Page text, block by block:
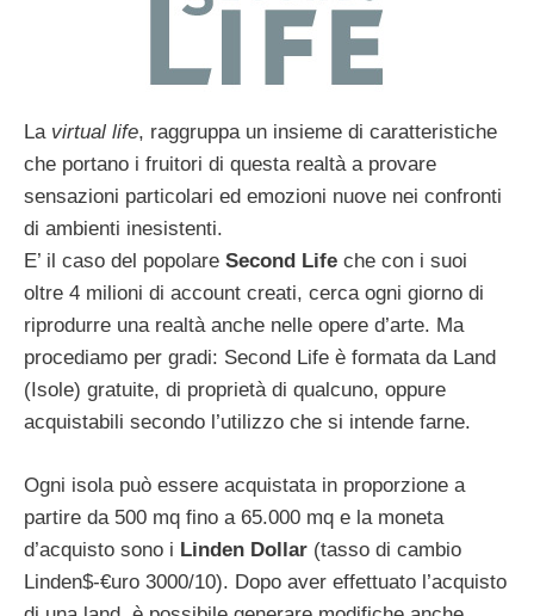
La virtual life, raggruppa un insieme di caratteristiche
che portano i fruitori di questa realtà a provare
sensazioni particolari ed emozioni nuove nei confronti
di ambienti inesistenti.
E’ il caso del popolare Second Life che con i suoi
oltre 4 milioni di account creati, cerca ogni giorno di
riprodurre una realtà anche nelle opere d’arte. Ma
procediamo per gradi: Second Life è formata da Land
(Isole) gratuite, di proprietà di qualcuno, oppure
acquistabili secondo l’utilizzo che si intende farne.
Ogni isola può essere acquistata in proporzione a
partire da 500 mq fino a 65.000 mq e la moneta
d’acquisto sono i Linden Dollar (tasso di cambio
Linden$-€uro 3000/10). Dopo aver effettuato l’acquisto